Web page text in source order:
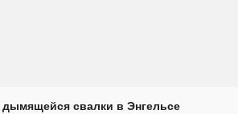
свалки в Энгельсе